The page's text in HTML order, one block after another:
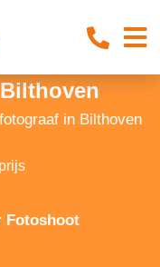
in Bilthoven
Fotoshoot